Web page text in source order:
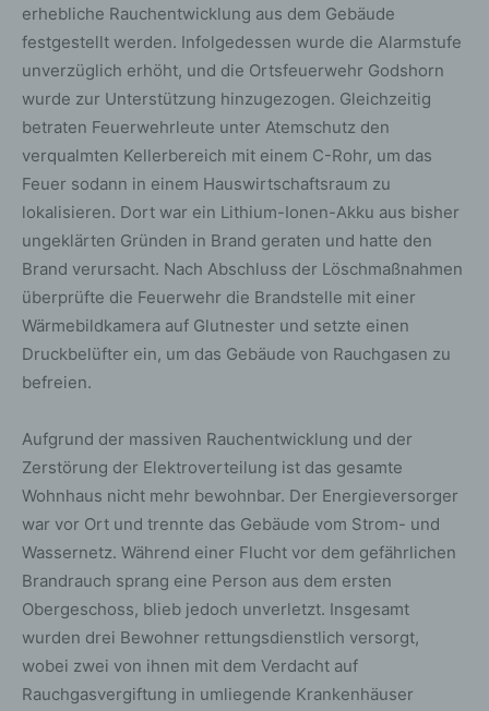
erhebliche Rauchentwicklung aus dem Gebäude
festgestellt werden. Infolgedessen wurde die Alarmstufe
unverzüglich erhöht, und die Ortsfeuerwehr Godshorn
wurde zur Unterstützung hinzugezogen. Gleichzeitig
betraten Feuerwehrleute unter Atemschutz den
verqualmten Kellerbereich mit einem C-Rohr, um das
Feuer sodann in einem Hauswirtschaftsraum zu
lokalisieren. Dort war ein Lithium-Ionen-Akku aus bisher
ungeklärten Gründen in Brand geraten und hatte den
Brand verursacht. Nach Abschluss der Löschmaßnahmen
überprüfte die Feuerwehr die Brandstelle mit einer
Wärmebildkamera auf Glutnester und setzte einen
Druckbelüfter ein, um das Gebäude von Rauchgasen zu
befreien.
Aufgrund der massiven Rauchentwicklung und der
Zerstörung der Elektroverteilung ist das gesamte
Wohnhaus nicht mehr bewohnbar. Der Energieversorger
war vor Ort und trennte das Gebäude vom Strom- und
Wassernetz. Während einer Flucht vor dem gefährlichen
Brandrauch sprang eine Person aus dem ersten
Obergeschoss, blieb jedoch unverletzt. Insgesamt
wurden drei Bewohner rettungsdienstlich versorgt,
wobei zwei von ihnen mit dem Verdacht auf
Rauchgasvergiftung in umliegende Krankenhäuser